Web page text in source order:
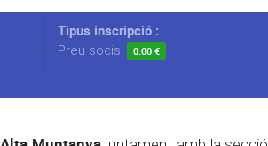
Tipus inscripció :
Preu socis: 0.00 €